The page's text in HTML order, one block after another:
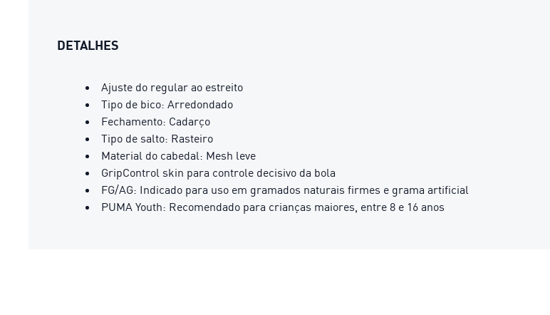
DETALHES
Ajuste do regular ao estreito
Tipo de bico: Arredondado
Fechamento: Cadarço
Tipo de salto: Rasteiro
Material do cabedal: Mesh leve
GripControl skin para controle decisivo da bola
FG/AG: Indicado para uso em gramados naturais firmes e grama artificial
PUMA Youth: Recomendado para crianças maiores, entre 8 e 16 anos